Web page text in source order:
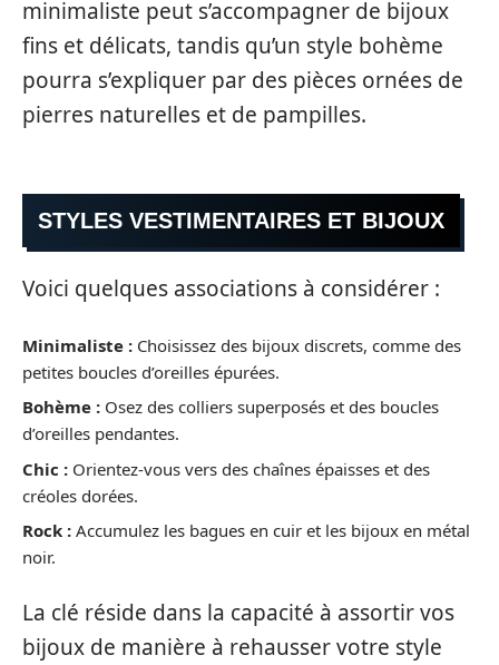
minimaliste peut s’accompagner de bijoux
fins et délicats, tandis qu’un style bohème
pourra s’expliquer par des pièces ornées de
pierres naturelles et de pampilles.
STYLES VESTIMENTAIRES ET BIJOUX
Voici quelques associations à considérer :
Minimaliste : Choisissez des bijoux discrets, comme des
petites boucles d’oreilles épurées.
Bohème : Osez des colliers superposés et des boucles
d’oreilles pendantes.
Chic : Orientez-vous vers des chaînes épaisses et des
créoles dorées.
Rock : Accumulez les bagues en cuir et les bijoux en métal
noir.
La clé réside dans la capacité à assortir vos
bijoux de manière à rehausser votre style